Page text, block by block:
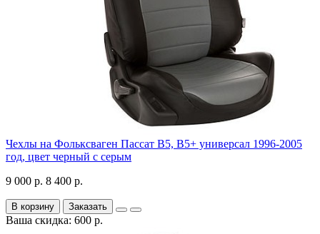
Чехлы на Фольксваген Пассат В5, В5+ универсал 1996-2005
год, цвет черный с серым
9 000 р. 8 400 р.
В корзину Заказать
Ваша скидка: 600 р.